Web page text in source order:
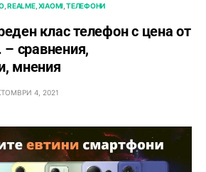
REALME XIAOMI ТЕЛЕФОНИ
клас телефон с цена от
– сравнения,
мнения
4, 2021